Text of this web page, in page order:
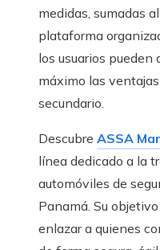
medidas, sumadas
plataforma
los usuarios pueden
máximo las
secundario.
Descubre ASSA
línea dedicado a la
automóviles de
Panamá. Su
enlazar a quienes